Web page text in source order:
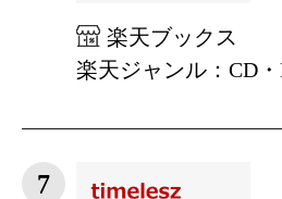
楽天ブックス
楽天ジャンル：CD
7